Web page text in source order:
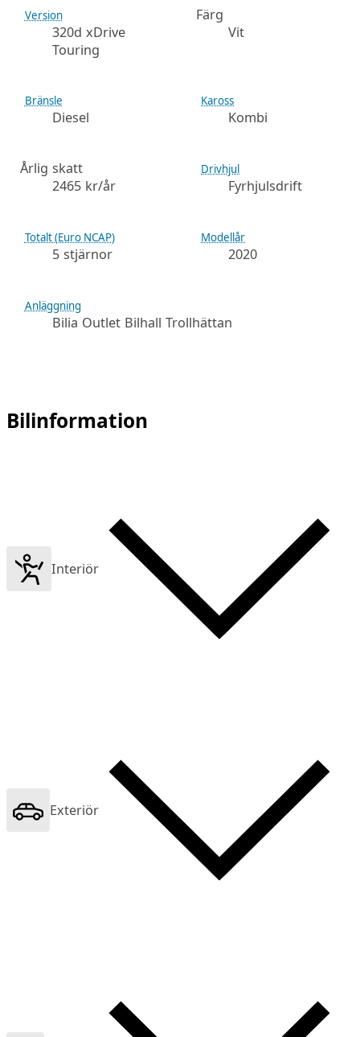
Version
320d xDrive
Touring
Färg
Vit
Bränsle
Diesel
Kaross
Kombi
Årlig skatt
2465 kr/år
Drivhjul
Fyrhjulsdrift
Totalt (Euro NCAP)
5 stjärnor
Modellår
2020
Anläggning
Bilia Outlet Bilhall Trollhättan
Bilinformation
Interiör
Exteriör